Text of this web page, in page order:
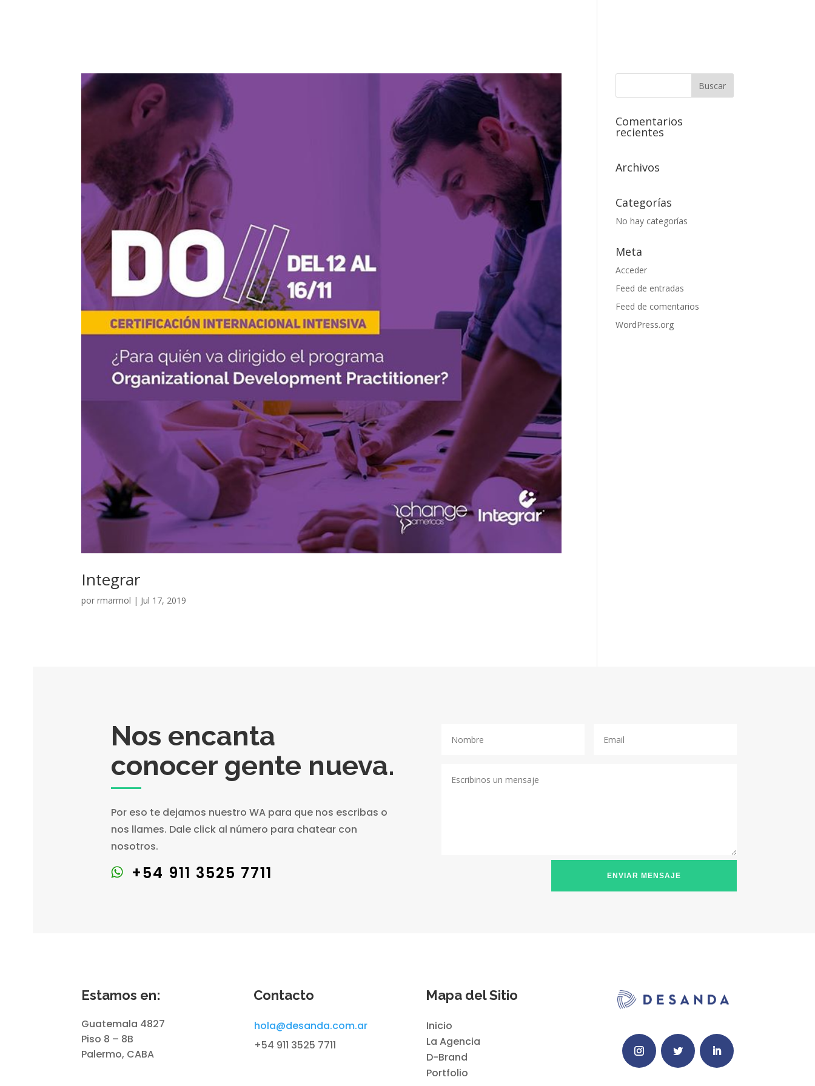
Integrar
porrmarmol | Jul 17, 2019
Comentarios
recientes
Archivos
Categorías
No hay categorías
Meta
Acceder
Feed de entradas
Feed de comentarios
WordPress.org
Nos encanta
conocer gente nueva.
Por eso te dejamos nuestro WA para que nos escribas o
nos llames. Dale click al número para chatear con
nosotros.
+54 911 3525 7711 ENVIAR MENSAJE
Estamos en:
Guatemala 4827
Piso 8 – 8B
Palermo, CABA
Contacto
hola@desanda.com.ar
+54 911 3525 7711
Mapa del Sitio
Inicio
La Agencia
D-Brand
Portfolio